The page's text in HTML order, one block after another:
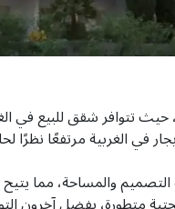
حيث تتوافر شقق للبيع في
الغربية مرتفعًا نظرًا
والمساحة، مما
متطورة، يفضل آخرون